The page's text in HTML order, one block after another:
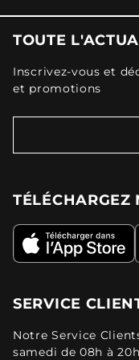
TOUTE
Inscrivez-vous et
et promotions
TÉLÉCHARGEZ
SERVICE
Notre Service
samedi de 08h à